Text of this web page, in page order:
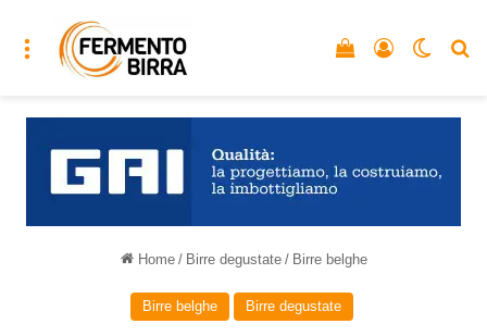
Menu Accedi
Vedi il carrello
Home / Birre degustate / Birre belghe
Birre belghe Birre degustate